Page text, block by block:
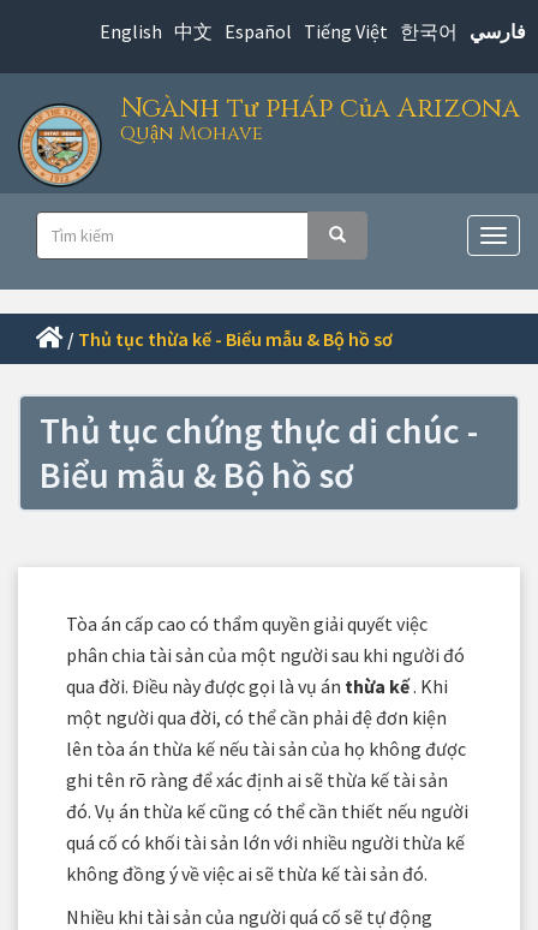
nội
dung
chính
English 中文 Español Tiếng Việt 한국어 فارسي
Ngành tư pháp của Arizona
Quận Mohave
Tìm
kiếm
Tìm kiếm
Điều
hướng
chính
/ Thủ tục thừa kế - Biểu mẫu & Bộ hồ sơ
Thủ tục chứng thực di chúc -
Biểu mẫu & Bộ hồ sơ
Tòa án cấp cao có thẩm quyền giải quyết việc
phân chia tài sản của một người sau khi người đó
qua đời. Điều này được gọi là vụ án thừa kế. Khi
một người qua đời, có thể cần phải đệ đơn kiện
lên tòa án thừa kế nếu tài sản của họ không được
ghi tên rõ ràng để xác định ai sẽ thừa kế tài sản
đó. Vụ án thừa kế cũng có thể cần thiết nếu người
quá cố có khối tài sản lớn với nhiều người thừa kế
không đồng ý về việc ai sẽ thừa kế tài sản đó.
Nhiều khi tài sản của người quá cố sẽ tự động